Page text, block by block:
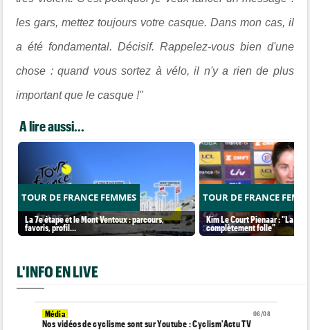
les gars, mettez toujours votre casque. Dans mon cas, il
a été fondamental. Décisif. Rappelez-vous bien d'une
chose : quand vous sortez à vélo, il n'y a rien de plus
important que le casque !"
A lire aussi...
TOUR DE FRANCE FEMMES
La 7e étape et le Mont Ventoux : parcours,
favoris, profil…
TOUR DE FRANCE
Kim Le Court Pienaar : "La
complètement folle"
L'INFO EN LIVE
06/08
Média
Nos vidéos de cyclisme sont sur Youtube : Cyclism'Actu TV